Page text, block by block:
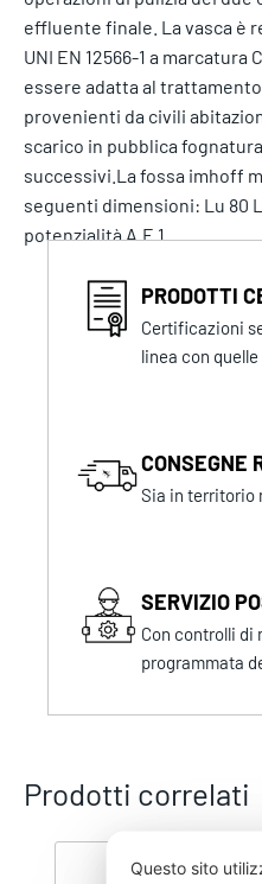
effluente finale. La vasca è
UNI EN 12566-1 a marcatura
essere adatta al
provenienti da civili
scarico in pubblica
successivi.La fossa imhoff
seguenti dimensioni: Lu 80
potenzialità A.E 1
PRODOTTI
Certificazioni
linea con
CONSEGNE
Sia in territorio
SERVIZIO
Con controlli di
programmata
Prodotti correlati
Questo sito